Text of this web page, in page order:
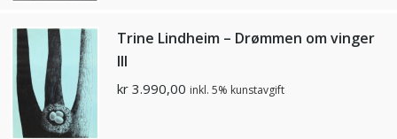
Trine Lindheim – Drømmen om vinger
lll
kr 3.990,00 inkl. 5% kunstavgift